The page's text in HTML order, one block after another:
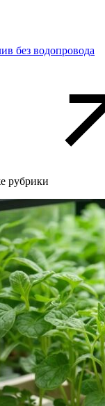
без водопровода
рубрики